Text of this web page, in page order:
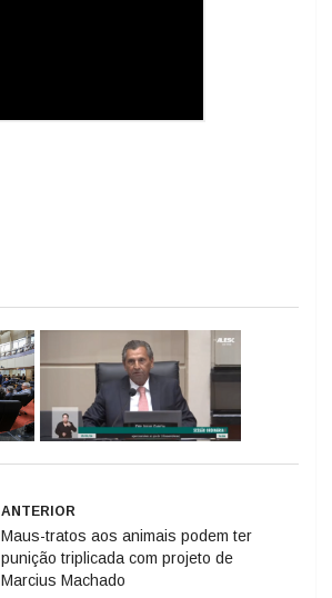
ANTERIOR
Maus-tratos aos animais podem ter
punição triplicada com projeto de
Marcius Machado